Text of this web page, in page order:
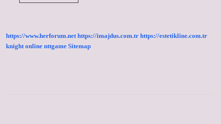
https://www.herforum.net https://imajdus.com.tr https://estetikline.com.tr
knight online nttgame Sitemap